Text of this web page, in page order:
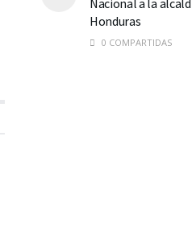
Honduras
0 COMPARTIDAS